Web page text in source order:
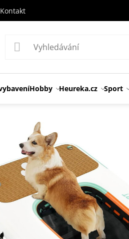
Kontakt
Hobby Heureka.cz Sport